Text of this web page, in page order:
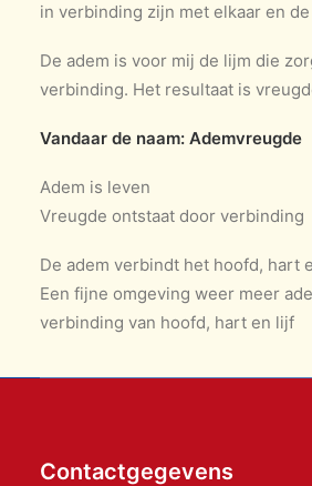
in verbinding zijn met elkaar en
De adem is voor mij de lijm die
verbinding. Het resultaat is
Vandaar de naam: Ademvreugde
Adem is leven
Vreugde ontstaat door verbinding
De adem verbindt het hoofd, hart
Een fijne omgeving weer meer
verbinding van hoofd, hart en lijf
Contactgegevens